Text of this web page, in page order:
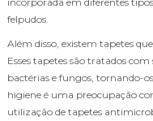
felpudos.
Além disso, existem tapetes
Esses tapetes são tratados
bactérias e fungos, tornando-
higiene é uma preocupação
utilização de tapetes